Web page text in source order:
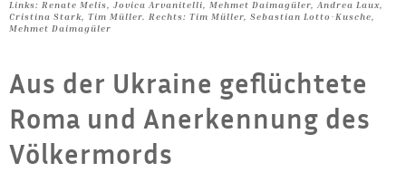
Links: Renate Melis, Jovica Arvanitelli, Mehmet Daimagüler, Andrea Laux,
Cristina Stark, Tim Müller. Rechts: Tim Müller, Sebastian Lotto-Kusche,
Mehmet Daimagüler
Aus der Ukraine geflüchtete
Roma und Anerkennung des
Völkermords